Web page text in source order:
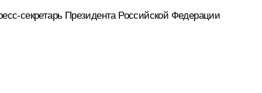
секретарь Президента Российской Федерации